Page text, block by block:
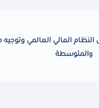
المالي العالمي
والمتوسطة